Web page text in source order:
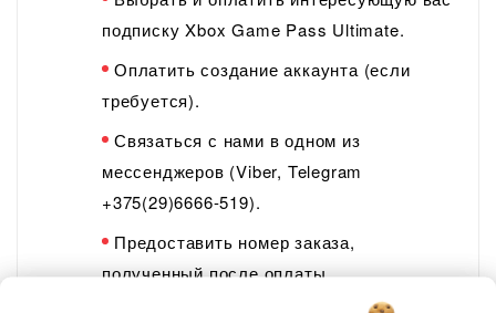
подписку Xbox Game Pass Ultimate.
Оплатить создание аккаунта (если
требуется).
Связаться с нами в одном из
мессенджеров (Viber, Telegram
+375(29)6666-519).
Предоставить номер заказа,
полученный после оплаты.